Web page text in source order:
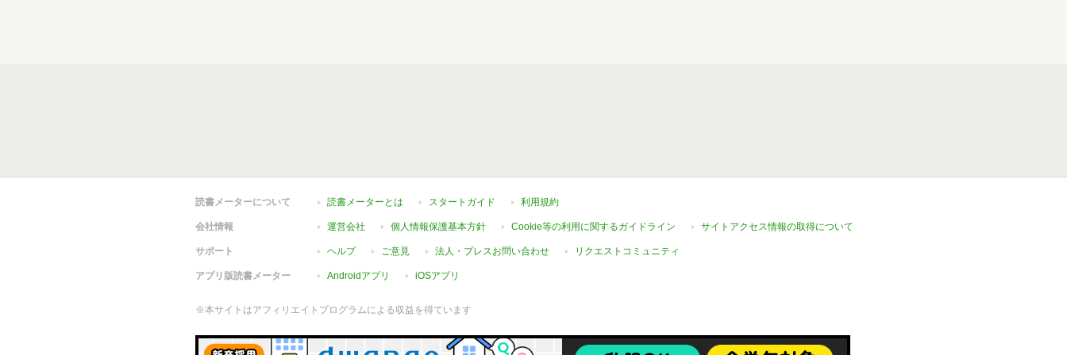
読書メーターについて 読書メーターとは スタートガイド 利用規約
会社情報 運営会社 個人情報保護基本方針 Cookie等の利用に関するガイドライン サイトアクセス情報の取得について
サポート ヘルプ ご意見 法人・プレスお問い合わせ リクエストコミュニティ
アプリ版読書メーター Androidアプリ iOSアプリ
※本サイトはアフィリエイトプログラムによる収益を得ています